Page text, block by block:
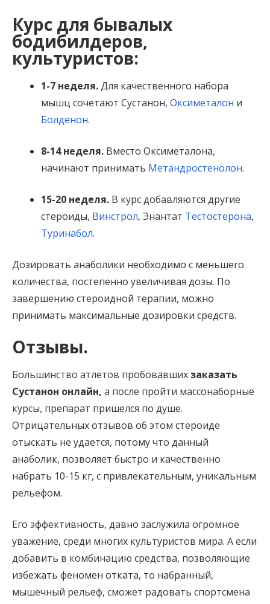
Курс для бывалых
бодибилдеров,
культуристов:
1-7 неделя.Для качественного набора
мышц сочетают Сустанон, Оксиметалон и
Болденон.
8-14 неделя. Вместо Оксиметалона,
начинают принимать Метандростенолон.
15-20 неделя. В курс добавляются другие
стероиды, Винстрол, Энантат Тестостерона,
Туринабол.
Дозировать анаболики необходимо с меньшего
количества, постепенно увеличивая дозы. По
завершению стероидной терапии, можно
принимать максимальные дозировки средств.
Отзывы.
Большинство атлетов пробовавшихзаказать
Сустанон онлайн, а после пройти массонаборные
курсы, препарат пришелся по душе.
Отрицательных отзывов об этом стероиде
отыскать не удается, потому что данный
анаболик, позволяет быстро и качественно
набрать 10-15 кг, с привлекательным, уникальным
рельефом.
Его эффективность, давно заслужила огромное
уважение, среди многих культуристов мира. А если
добавить в комбинацию средства, позволяющие
избежать феномен отката, то набранный,
мышечный рельеф, сможет радовать спортсмена